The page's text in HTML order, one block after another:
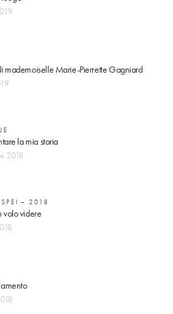
mademoiselle Marie-Pierrette Gagniard
la mia storia
2018
– 2018
volo videre